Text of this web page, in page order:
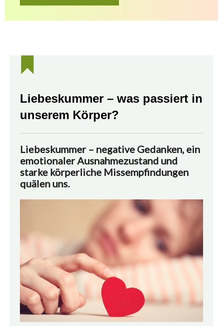
Liebeskummer – was passiert in
unserem Körper?
Liebeskummer – negative Gedanken, ein
emotionaler Ausnahmezustand und
starke körperliche Missempfindungen
quälen uns.